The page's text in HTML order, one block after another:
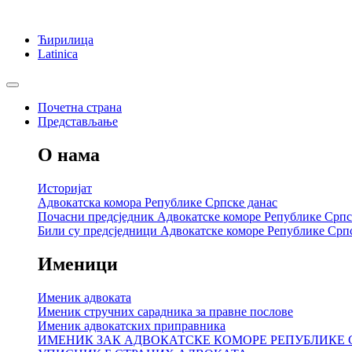
Ћирилица
Latinica
Почетна страна
Представљање
О нама
Историјат
Адвокатска комора Републике Српске данас
Почасни предсједник Адвокатске коморе Републике
Били су предсједници Адвокатске коморе Републике
Именици
Именик адвоката
Именик стручних сарадника за правне послове
Именик адвокатских приправника
ИМЕНИК ЗАК АДВОКАТСКЕ КОМОРЕ РЕПУБЛИКЕ